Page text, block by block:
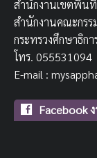
สำนักงานเขตพื้น
สำนักงานคณะกร
กระทรวงศึกษาธิกา
โทร. 055531094
E-mail :
Facebook